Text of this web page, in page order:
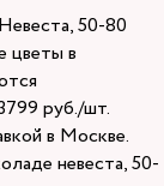
50-80
цветы в
руб./шт.
в Москве.
невеста, 50-